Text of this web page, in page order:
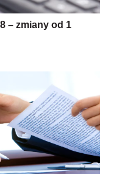
– zmiany od 1